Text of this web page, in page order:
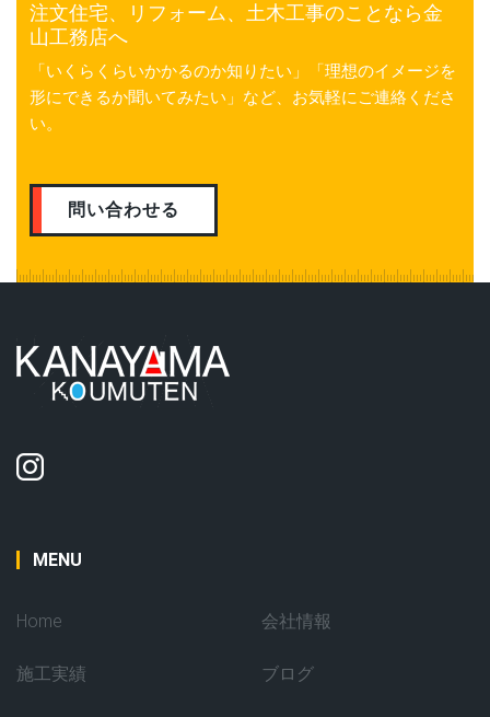
注文住宅、リフォーム、土木工事のことなら金
山工務店へ
「いくらくらいかかるのか知りたい」「理想のイメージを
形にできるか聞いてみたい」など、お気軽にご連絡くださ
い。
問い合わせる
MENU
Home
施工実績
会社情報
ブログ